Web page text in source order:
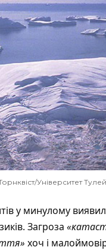
Університет
у минулому
Загроза
хоч і